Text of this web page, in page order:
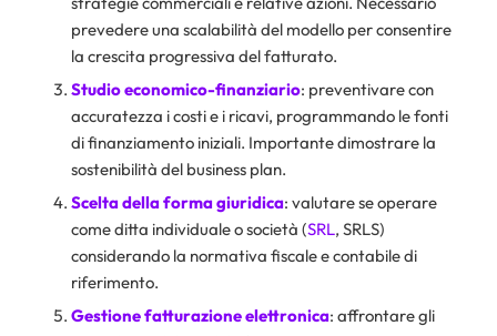
prevedere una scalabilità del modello per consentire
la crescita progressiva del fatturato.
Studio economico-finanziario: preventivare con
accuratezza i costi e i ricavi, programmando le fonti
di finanziamento iniziali. Importante dimostrare la
sostenibilità del business plan.
Scelta della forma giuridica: valutare se operare
come ditta individuale o società (SRL, SRLS)
considerando la normativa fiscale e contabile di
riferimento.
Gestione fatturazione elettronica: affrontare gli